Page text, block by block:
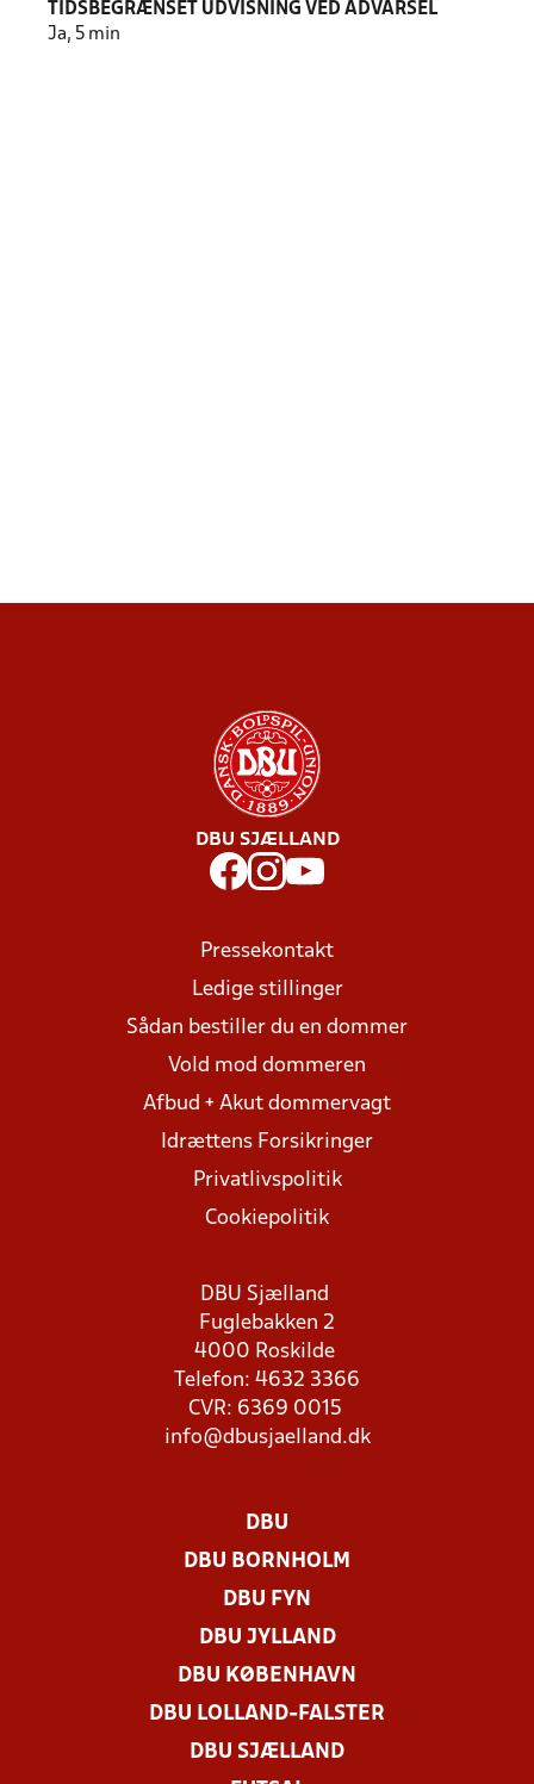
TIDSBEGRÆNSET UDVISNING VED ADVARSEL
Ja, 5 min
DBU SJÆLLAND
Pressekontakt
Ledige stillinger
Sådan bestiller du en dommer
Vold mod dommeren
Afbud + Akut dommervagt
Idrættens Forsikringer
Privatlivspolitik
Cookiepolitik
DBU Sjælland
Fuglebakken 2
4000 Roskilde
Telefon: 4632 3366
CVR: 6369 0015
info@dbusjaelland.dk
DBU
DBU BORNHOLM
DBU FYN
DBU JYLLAND
DBU KØBENHAVN
DBU LOLLAND-FALSTER
DBU SJÆLLAND